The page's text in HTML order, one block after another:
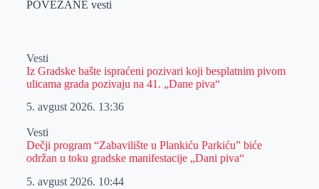
POVEZANE vesti
Vesti
Iz Gradske bašte ispraćeni pozivari koji besplatnim pivom
ulicama grada pozivaju na 41. „Dane piva“
5. avgust 2026. 13:36
Vesti
Dečji program “Zabavilište u Plankiću Parkiću” biće
održan u toku gradske manifestacije „Dani piva“
5. avgust 2026. 10:44